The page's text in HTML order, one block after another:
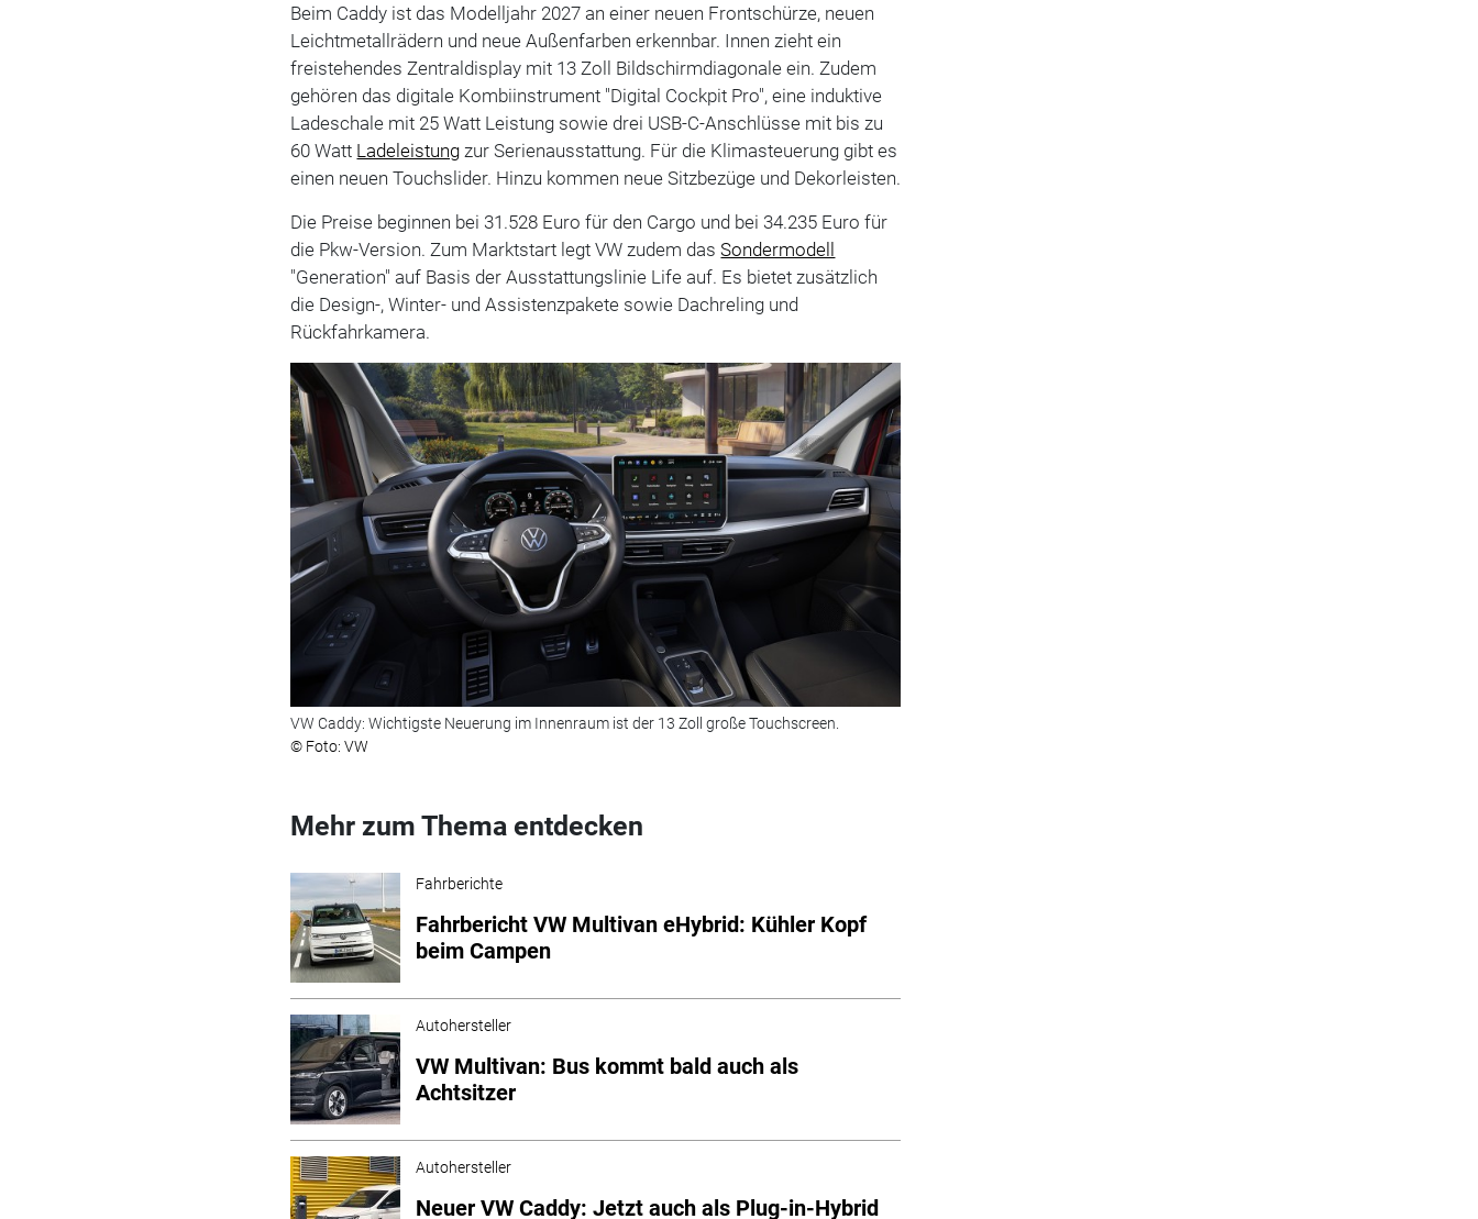
Beim Caddy ist das Modelljahr 2027 an einer neuen Frontschürze, neuen
Leichtmetallrädern und neue Außenfarben erkennbar. Innen zieht ein
freistehendes Zentraldisplay mit 13 Zoll Bildschirmdiagonale ein. Zudem
gehören das digitale Kombiinstrument "Digital Cockpit Pro", eine induktive
Ladeschale mit 25 Watt Leistung sowie drei USB-C-Anschlüsse mit bis zu
60 Watt Ladeleistung zur Serienausstattung. Für die Klimasteuerung gibt es
einen neuen Touchslider. Hinzu kommen neue Sitzbezüge und Dekorleisten.
Die Preise beginnen bei 31.528 Euro für den Cargo und bei 34.235 Euro für
die Pkw-Version. Zum Marktstart legt VW zudem dasSondermodell
"Generation" auf Basis der Ausstattungslinie Life auf. Es bietet zusätzlich
die Design-, Winter- und Assistenzpakete sowie Dachreling und
Rückfahrkamera.
VW Caddy: Wichtigste Neuerung im Innenraum ist der 13 Zoll große Touchscreen.
© Foto: VW
Mehr zum Thema entdecken
Fahrberichte
Fahrbericht VW Multivan eHybrid: Kühler Kopf
beim Campen
Autohersteller
VW Multivan: Bus kommt bald auch als
Achtsitzer
Autohersteller
Neuer VW Caddy: Jetzt auch als Plug-in-Hybrid